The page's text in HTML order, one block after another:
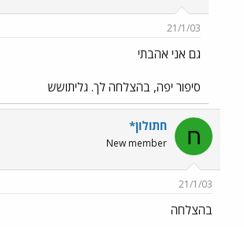
21/1/03
גם אני אהבתי
סיפור יפה, בהצלחה לך. גליתושש
ח חתולון*
New member
21/1/03
בהצלחה